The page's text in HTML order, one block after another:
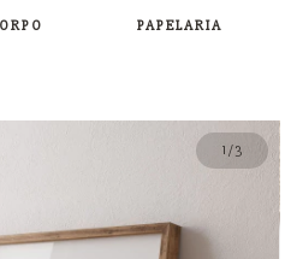
PAPELARIA
1 /3